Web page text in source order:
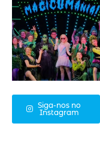
Siga-nos no
Instagram